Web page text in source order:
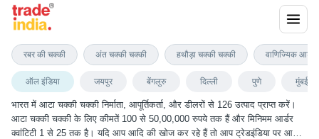
भारत में आटा चक्की चक्की निर्माता, आपूर्तिकर्ता, और डीलरों से 126 उत्पाद प्राप्त करें।
आटा चक्की चक्की के लिए कीमतें 100 से 50,00,000 रुपये तक हैं और मिनिमम आर्डर
क्वांटिटी 1 से 25 तक है। यदि आप आदि की खोज कर रहे हैं तो आप ट्रेडइंडिया पर आटा
ऑल इंडिया जयपुर बेंगलुरु दिल्ली पुणे मुंबई
रबर की चक्की अंत चक्की चक्की हथौड़ा चक्की चक्की वाणिज्यिक आटा